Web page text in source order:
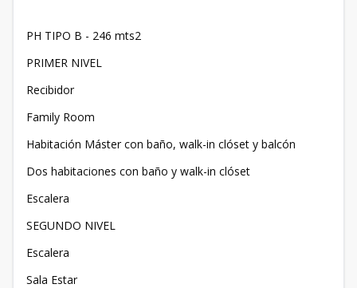
PH TIPO B - 246 mts2
PRIMER NIVEL
Recibidor
Family Room
Habitación Máster con baño, walk-in clóset y balcón
Dos habitaciones con baño y walk-in clóset
Escalera
SEGUNDO NIVEL
Escalera
Sala Estar